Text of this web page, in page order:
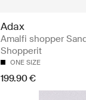
Adax
Amalfi shopper
Shopperit
ONE SIZE
199.90 €